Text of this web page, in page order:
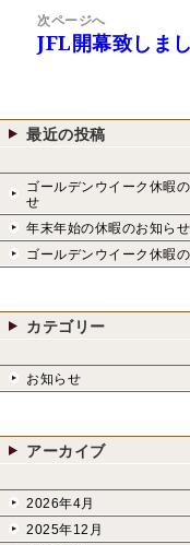
ン
投
稿:
次ページへ
次
稿:
JFL開幕致しま
最近の投稿
ゴールデンウイーク休暇
せ
年末年始の休暇のお知らせ
ゴールデンウイーク休暇
カテゴリー
お知らせ
アーカイブ
2026年4月
2025年12月